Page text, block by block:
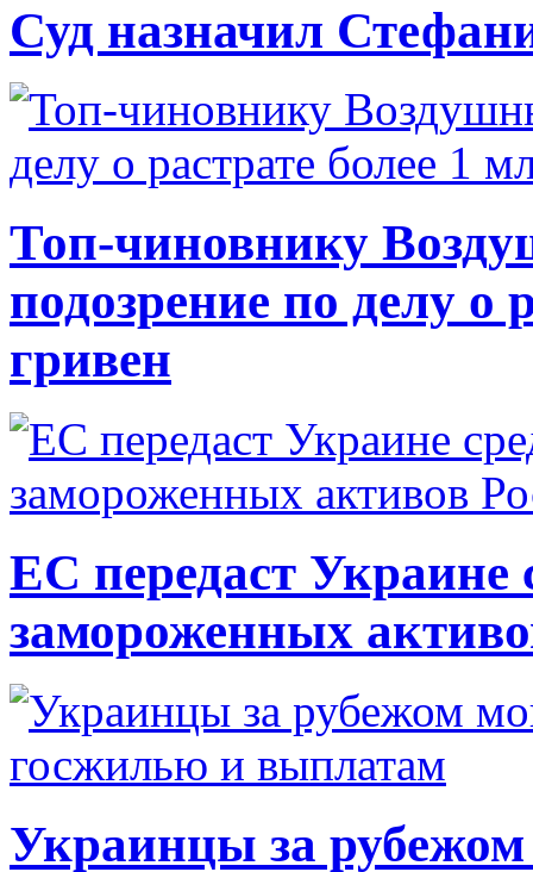
Суд назначил
Топ-чиновнику
подозрение по делу о
гривен
ЕС передаст Украине
замороженных
Украинцы за рубежом